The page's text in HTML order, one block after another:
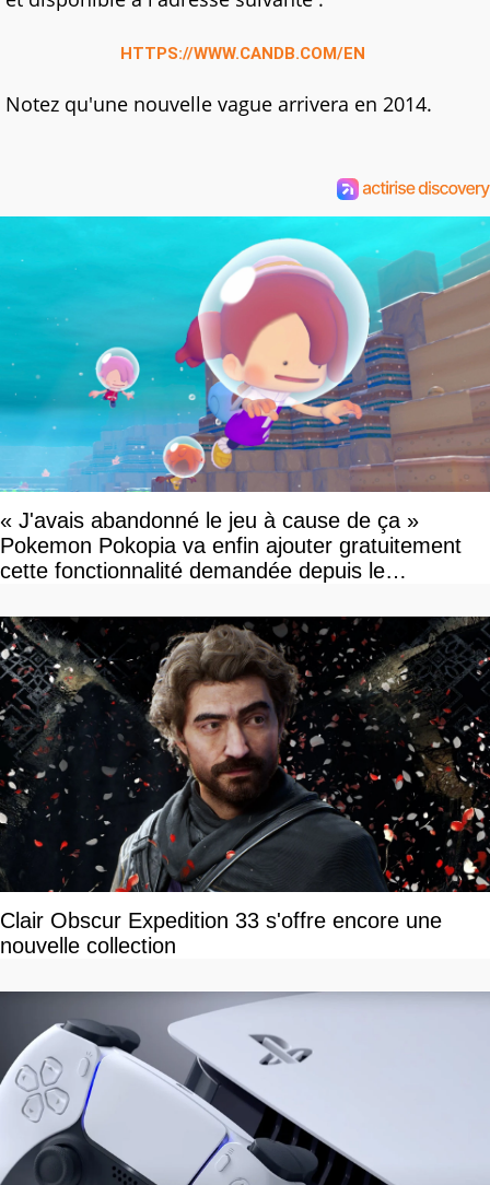
HTTPS://WWW.CANDB.COM/EN
Notez qu'une nouvelle vague arrivera en 2014.
« J'avais abandonné le jeu à cause de ça »
Pokemon Pokopia va enfin ajouter gratuitement
cette fonctionnalité demandée depuis le
Clair Obscur Expedition 33 s'offre encore une
nouvelle collection